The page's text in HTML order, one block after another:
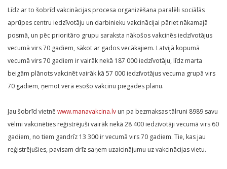
Līdz ar to šobrīd vakcinācijas procesa organizēšana paralēli sociālās
aprūpes centru iedzīvotāju un darbinieku vakcinācijai pāriet nākamajā
posmā, un pēc prioritāro grupu saraksta nākošos vakcinēs iedzīvotājus
vecumā virs 70 gadiem, sākot ar gados vecākajiem. Latvijā kopumā
vecumā virs 70 gadiem ir vairāk nekā 187 000 iedzīvotāju, līdz marta
beigām plānots vakcinēt vairāk kā 57 000 iedzīvotājus vecuma grupā virs
70 gadiem, ņemot vērā esošo vakcīnu piegādes plānu.
Jau šobrīd vietnē www.manavakcina.lv un pa bezmaksas tālruni 8989 savu
vēlmi vakcinēties reģistrējuši vairāk nekā 28 400 iedzīvotāji vecumā virs 60
gadiem, no tiem gandrīz 13 300 ir vecumā virs 70 gadiem. Tie, kas jau
reģistrējušies, pavisam drīz saņem uzaicinājumu uz vakcinācijas vietu.